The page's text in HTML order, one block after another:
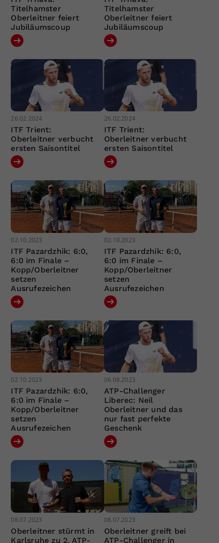
Titelhamster
Oberleitner feiert
Jubiläumscoup
Titelhamster
Oberleitner feiert
Jubiläumscoup
26.02.2024
ITF Trient:
Oberleitner verbucht
ersten Saisontitel
26.02.2024
ITF Trient:
Oberleitner verbucht
ersten Saisontitel
02.10.2023
ITF Pazardzhik: 6:0,
6:0 im Finale –
Kopp/Oberleitner
setzen
Ausrufezeichen
02.10.2023
ITF Pazardzhik: 6:0,
6:0 im Finale –
Kopp/Oberleitner
setzen
Ausrufezeichen
02.10.2023
ITF Pazardzhik: 6:0,
6:0 im Finale –
Kopp/Oberleitner
setzen
Ausrufezeichen
06.08.2023
ATP-Challenger
Liberec: Neil
Oberleitner und das
nur fast perfekte
Geschenk
08.07.2023
Oberleitner stürmt in
Karlsruhe zu 2. ATP-
08.07.2023
Oberleitner greift bei
ATP-Challenger in